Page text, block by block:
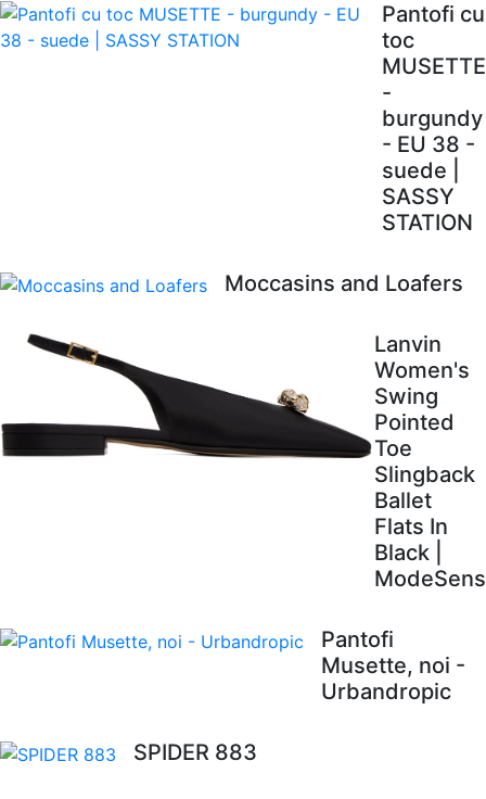
Pantofi cu
toc
MUSETTE
-
burgundy
- EU 38 -
suede |
SASSY
STATION
Moccasins and Loafers
Lanvin
Women's
Swing
Pointed
Toe
Slingback
Ballet
Flats In
Black |
ModeSens
Pantofi
Musette, noi -
Urbandropic
SPIDER 883